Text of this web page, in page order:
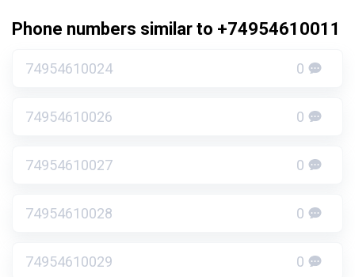
Phone numbers similar to +74954610011
74954610024 0
74954610026 0
74954610027 0
74954610028 0
74954610029 0